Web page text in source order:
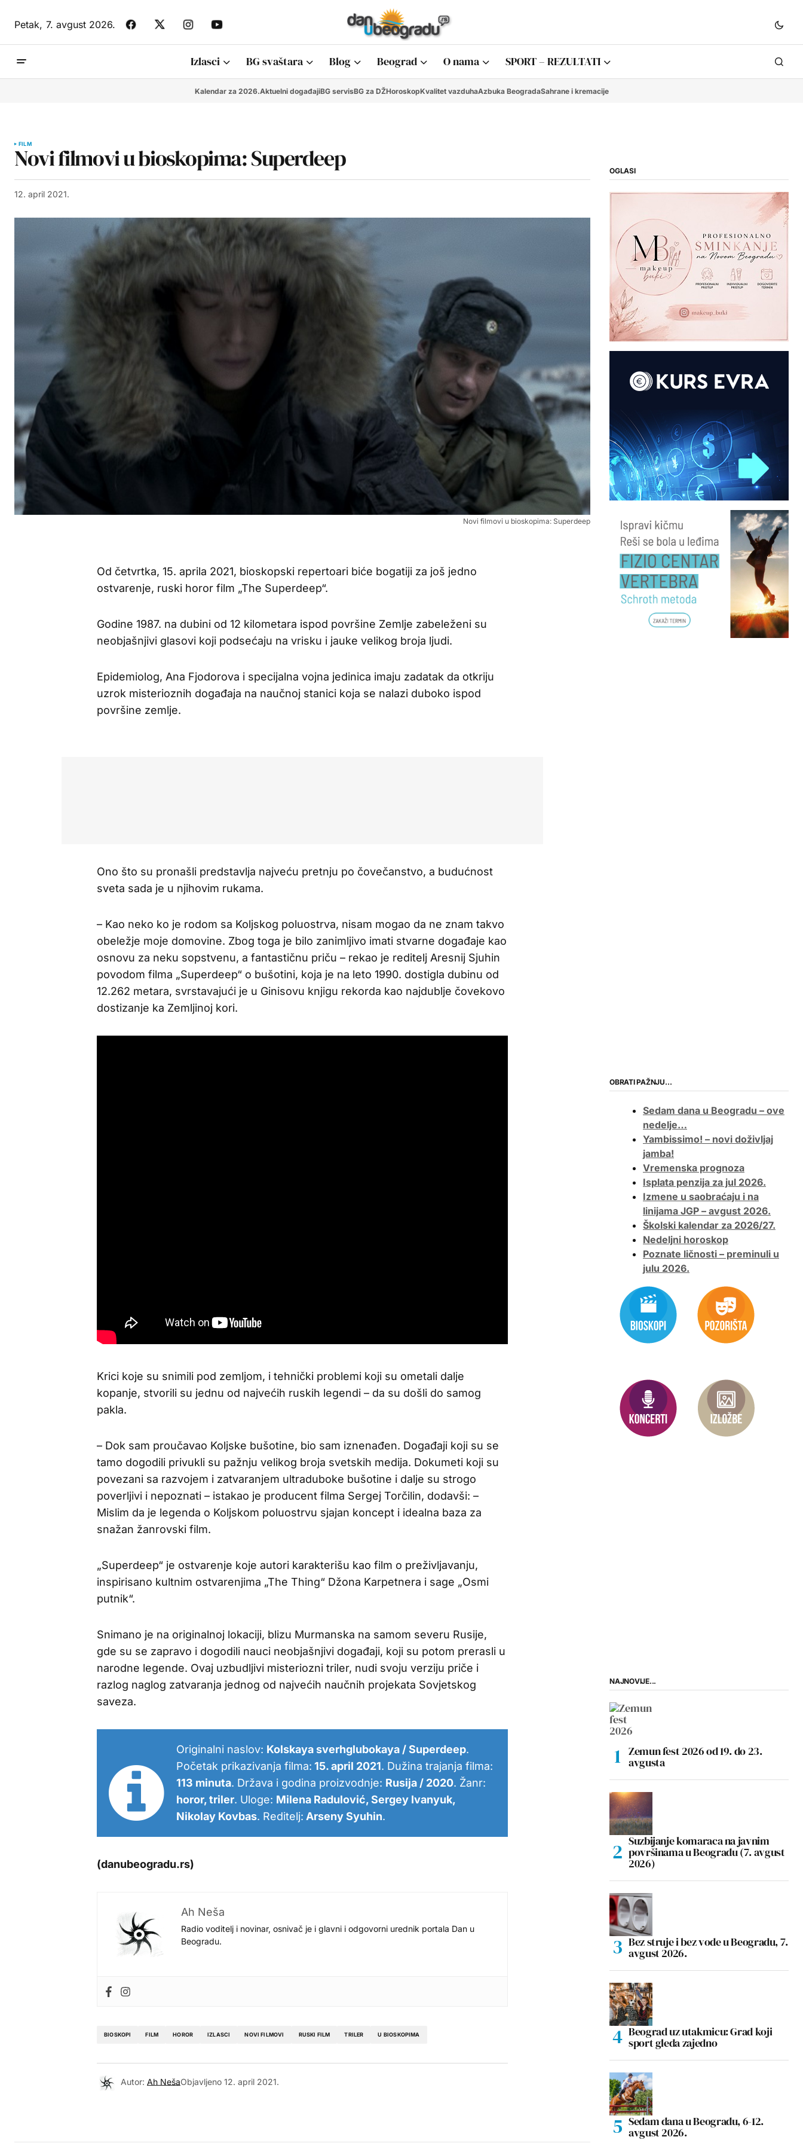
Petak,7. avgust 2026.
Izlasci BG svaštara Blog Beograd O nama SPORT – REZULTATI
Kalendar za 2026.Aktuelni događajiBG servisBG za DŽHoroskopKvalitet vazduhaAzbuka BeogradaSahrane i kremacije
FILM
Novi filmovi u bioskopima: Superdeep
12. april 2021.
Novi filmovi u bioskopima: Superdeep
Od četvrtka, 15. aprila 2021, bioskopski repertoari biće bogatiji za još jedno
ostvarenje, ruski horor film „The Superdeep“.
Godine 1987. na dubini od 12 kilometara ispod površine Zemlje zabeleženi su
neobjašnjivi glasovi koji podsećaju na vrisku i jauke velikog broja ljudi.
Epidemiolog, Ana Fjodorova i specijalna vojna jedinica imaju zadatak da otkriju
uzrok misterioznih događaja na naučnoj stanici koja se nalazi duboko ispod
površine zemlje.
Ono što su pronašli predstavlja najveću pretnju po čovečanstvo, a budućnost
sveta sada je u njihovim rukama.
– Kao neko ko je rodom sa Koljskog poluostrva, nisam mogao da ne znam takvo
obeležje moje domovine. Zbog toga je bilo zanimljivo imati stvarne događaje kao
osnovu za neku sopstvenu, a fantastičnu priču – rekao je reditelj Aresnij Sjuhin
povodom filma „Superdeep“ o bušotini, koja je na leto 1990. dostigla dubinu od
12.262 metara, svrstavajući je u Ginisovu knjigu rekorda kao najdublje čovekovo
dostizanje ka Zemljinoj kori.
Krici koje su snimili pod zemljom, i tehnički problemi koji su ometali dalje
kopanje, stvorili su jednu od najvećih ruskih legendi – da su došli do samog
pakla.
– Dok sam proučavao Koljske bušotine, bio sam iznenađen. Događaji koji su se
tamo dogodili privukli su pažnju velikog broja svetskih medija. Dokumeti koji su
povezani sa razvojem i zatvaranjem ultraduboke bušotine i dalje su strogo
poverljivi i nepoznati – istakao je producent filma Sergej Torčilin, dodavši: –
Mislim da je legenda o Koljskom poluostrvu sjajan koncept i idealna baza za
snažan žanrovski film.
„Superdeep“ je ostvarenje koje autori karakterišu kao film o preživljavanju,
inspirisano kultnim ostvarenjima „The Thing“ Džona Karpetnera i sage „Osmi
putnik“.
Snimano je na originalnoj lokaciji, blizu Murmanska na samom severu Rusije,
gde su se zapravo i dogodili nauci neobjašnjivi događaji, koji su potom prerasli u
narodne legende. Ovaj uzbudljivi misteriozni triler, nudi svoju verziju priče i
razlog naglog zatvaranja jednog od najvećih naučnih projekata Sovjetskog
saveza.
Originalni naslov: Kolskaya sverhglubokaya / Superdeep.
Početak prikazivanja filma: 15. april 2021. Dužina trajanja filma:
113 minuta. Država i godina proizvodnje: Rusija / 2020. Žanr:
horor, triler. Uloge: Milena Radulović, Sergey Ivanyuk,
Nikolay Kovbas. Reditelj: Arseny Syuhin.
(danubeogradu.rs)
Ah Neša
Radio voditelj i novinar, osnivač je i glavni i odgovorni urednik portala Dan u
Beogradu.
BIOSKOPI FILM HOROR IZLASCI NOVI FILMOVI RUSKI FILM TRILER U BIOSKOPIMA
Autor: Ah NešaObjavljeno 12. april 2021.
OGLASI
OBRATI PAŽNJU…
Sedam dana u Beogradu – ove
nedelje…
Yambissimo! – novi doživljaj
jamba!
Vremenska prognoza
Isplata penzija za jul 2026.
Izmene u saobraćaju i na
linijama JGP – avgust 2026.
Školski kalendar za 2026/27.
Nedeljni horoskop
Poznate ličnosti – preminuli u
julu 2026.
NAJNOVIJE...
Zemun fest 2026 od 19. do 23.
avgusta
Suzbijanje komaraca na javnim
površinama u Beogradu (7. avgust
2026)
Bez struje i bez vode u Beogradu, 7.
avgust 2026.
Beograd uz utakmicu: Grad koji
sport gleda zajedno
Sedam dana u Beogradu, 6-12.
avgust 2026.